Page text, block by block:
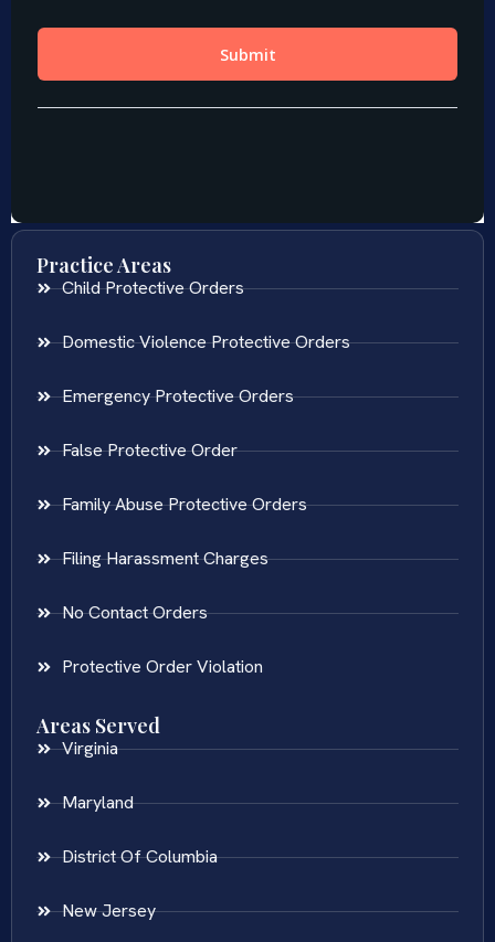
Practice Areas
Child Protective Orders
Domestic Violence Protective Orders
Emergency Protective Orders
False Protective Order
Family Abuse Protective Orders
Filing Harassment Charges
No Contact Orders
Protective Order Violation
Areas Served
Virginia
Maryland
District Of Columbia
New Jersey